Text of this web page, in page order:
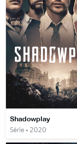
Shadowplay
Série • 2020